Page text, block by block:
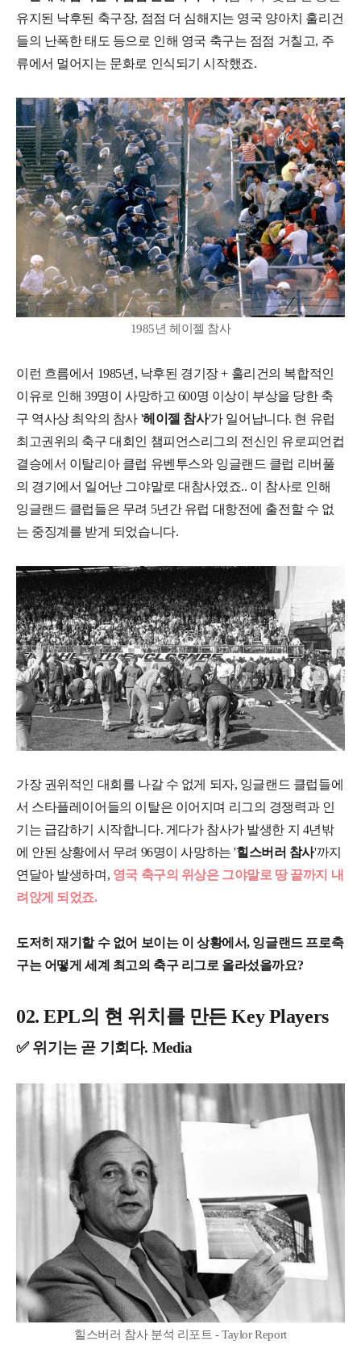
유지된 낙후된 축구장, 점점 더 심해지는 영국 양아치 훌리건
들의 난폭한 태도 등으로 인해 영국 축구는 점점 거칠고, 주
류에서 멀어지는 문화로 인식되기 시작했죠.
1985년 헤이젤 참사
이런 흐름에서 1985년, 낙후된 경기장 + 훌리건의 복합적인
이유로 인해 39명이 사망하고 600명 이상이 부상을 당한 축
구 역사상 최악의 참사 '헤이젤 참사'가 일어납니다. 현 유럽
최고권위의 축구 대회인 챔피언스리그의 전신인 유로피언컵
결승에서 이탈리아 클럽 유벤투스와 잉글랜드 클럽 리버풀
의 경기에서 일어난 그야말로 대참사였죠.. 이 참사로 인해
잉글랜드 클럽들은 무려 5년간 유럽 대항전에 출전할 수 없
는 중징계를 받게 되었습니다.
가장 권위적인 대회를 나갈 수 없게 되자, 잉글랜드 클럽들에
서 스타플레이어들의 이탈은 이어지며 리그의 경쟁력과 인
기는 급감하기 시작합니다. 게다가 참사가 발생한 지 4년밖
에 안된 상황에서 무려 96명이 사망하는 '힐스버러 참사'까지
연달아 발생하며, 영국 축구의 위상은 그야말로 땅 끝까지 내
려앉게 되었죠.
도저히 재기할 수 없어 보이는 이 상황에서, 잉글랜드 프로축
구는 어떻게 세계 최고의 축구 리그로 올라섰을까요?
02. EPL의 현 위치를 만든 Key Players
✅ 위기는 곧 기회다. Media
힐스버러 참사 분석 리포트 - Taylor Report